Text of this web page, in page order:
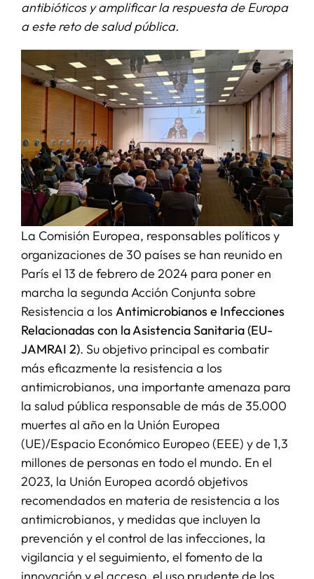
NOTICIAS
antibióticos y amplificar la respuesta de Europa
a este reto de salud pública.
La Comisión Europea, responsables políticos y
organizaciones de 30 países se han reunido en
París el 13 de febrero de 2024 para poner en
marcha la segunda Acción Conjunta sobre
Resistencia a los Antimicrobianos e Infecciones
Relacionadas con la Asistencia Sanitaria (EU-
JAMRAI 2). Su objetivo principal es combatir
más eficazmente la resistencia a los
antimicrobianos, una importante amenaza para
la salud pública responsable de más de 35.000
muertes al año en la Unión Europea
(UE)/Espacio Económico Europeo (EEE) y de 1,3
millones de personas en todo el mundo. En el
2023, la Unión Europea acordó objetivos
recomendados en materia de resistencia a los
antimicrobianos, y medidas que incluyen la
prevención y el control de las infecciones, la
vigilancia y el seguimiento, el fomento de la
innovación y el acceso, el uso prudente de los